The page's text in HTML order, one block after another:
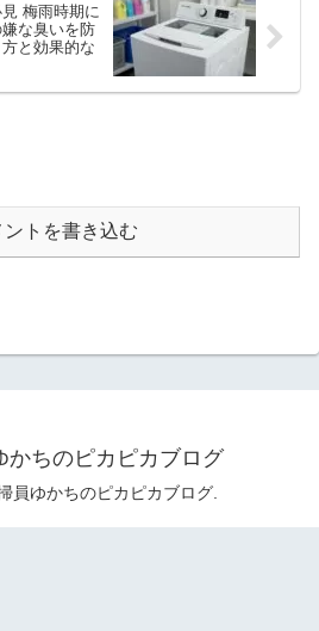
梅雨時期に
な臭いを防
と効果的な
ントを書き込む
かちのピカピカブログ
員ゆかちのピカピカブログ.